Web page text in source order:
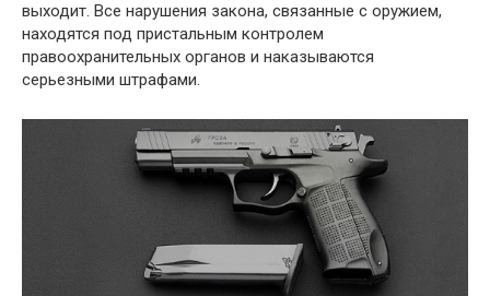
выходит. Все нарушения закона, связанные с оружием,
находятся под пристальным контролем
правоохранительных органов и наказываются
серьезными штрафами.